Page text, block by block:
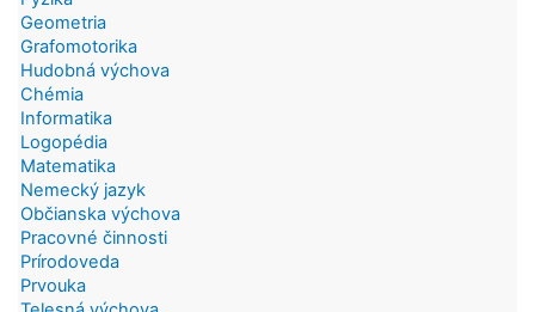
Geometria
Grafomotorika
Hudobná výchova
Chémia
Informatika
Logopédia
Matematika
Nemecký jazyk
Občianska výchova
Pracovné činnosti
Prírodoveda
Prvouka